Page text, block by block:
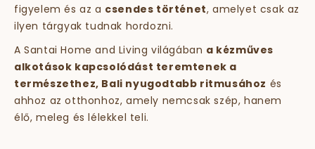
figyelem és az a csendes történet, amelyet csak az
ilyen tárgyak tudnak hordozni.
A Santai Home and Living világában a kézműves
alkotások kapcsolódást teremtenek a
természethez, Bali nyugodtabb ritmusához és
ahhoz az otthonhoz, amely nemcsak szép, hanem
élő, meleg és lélekkel teli.